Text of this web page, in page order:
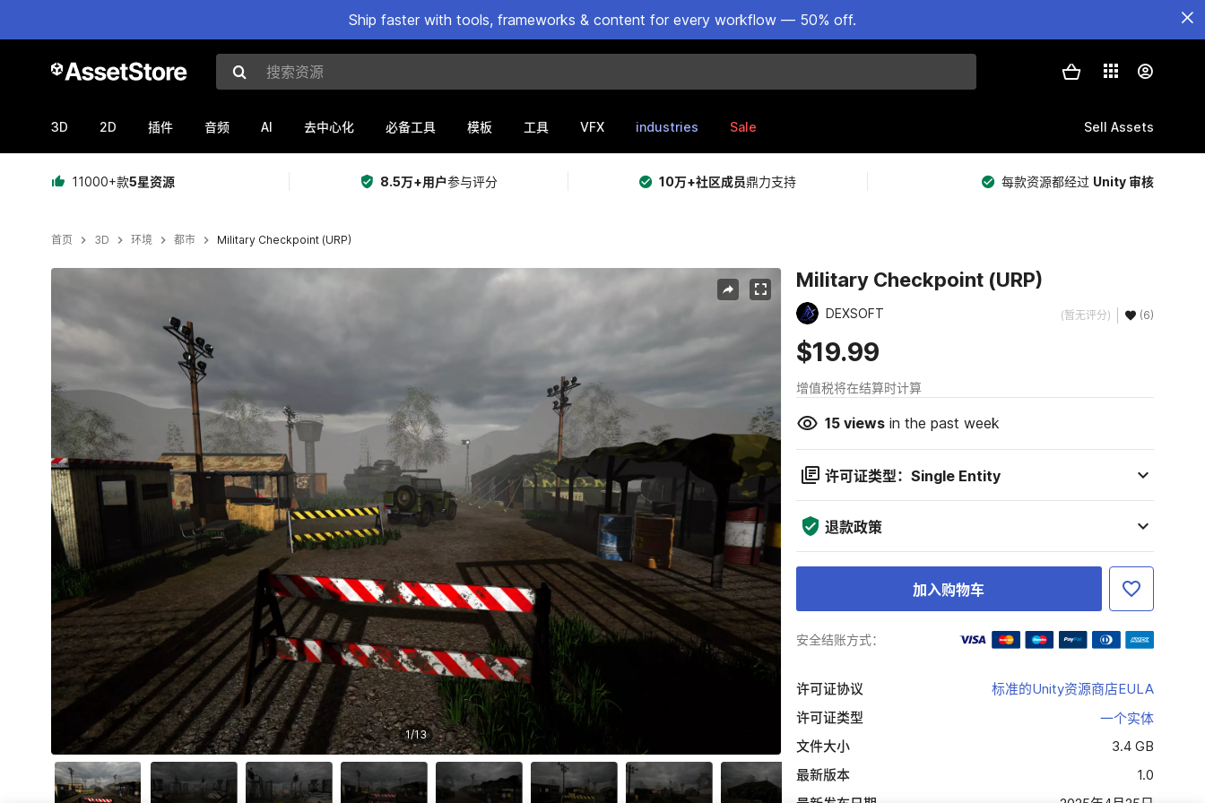
Ship faster with tools, frameworks & content for every workflow — 50% off.
搜索资源
3D 2D 插件 音频 AI 去中心化 必备工具 模板 工具 VFX industries Sale Sell Assets
11000+款5星资源 8.5万+用户参与评分 10万+社区成员鼎力支持 每款资源都经过 Unity 审核
首页 3D 环境 都市 Military Checkpoint (URP)
当前幻灯片：1 / 13
1/13
Military Checkpoint (URP)
DEXSOFT (暂无评分) (6)
$19.99
增值税将在结算时计算
15viewsin the past week
许可证类型：Single Entity
退款政策
加入购物车
安全结账方式：
许可证协议
标准的Unity资源商店EULA
许可证类型
一个实体
文件大小
3.4 GB
最新版本
1.0